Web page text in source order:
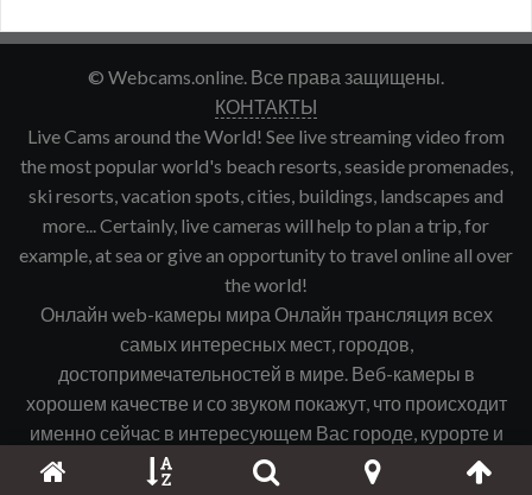
© Webcams.online. Все права защищены.
КОНТАКТЫ
Live Cams around the World! See live streaming video from
the most popular world's beach resorts, seaside promenades,
ski resorts, vacation spots, cities, buildings, landscapes and
more... Certainly, live cameras will help to plan a trip, for
example, at sea or give an opportunity to travel online all over
the world!
Онлайн web-камеры мира Онлайн трансляция всех
самых интересных мест, городов,
достопримечательностей в мире. Веб-камеры в
хорошем качестве и со звуком покажут, что происходит
именно сейчас в интересующем Вас городе, курорте и
т.д.